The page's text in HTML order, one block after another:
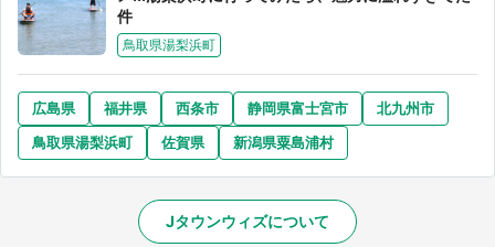
件
鳥取県湯梨浜町
広島県 福井県 西条市 静岡県富士宮市
北九州市
鳥取県湯梨浜町
佐賀県 新潟県粟島浦村
Jタウンウィズについて